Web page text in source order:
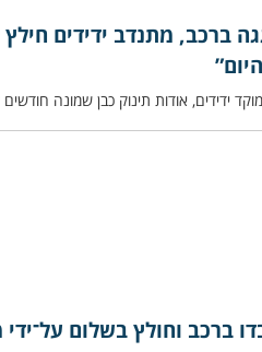
ברכב, מתנדב ידידים
ברכב וחולץ בשלום על־ידי